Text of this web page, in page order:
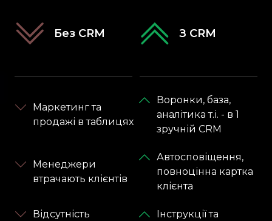
Без CRM З CRM
Маркетинг та
продажі в таблицях
Воронки, база,
аналітика т.і. - в 1
зручній CRM
Менеджери
втрачають клієнтів
Автосповіщення,
повноцінна картка
клієнта
Відсутність
Інструкції та